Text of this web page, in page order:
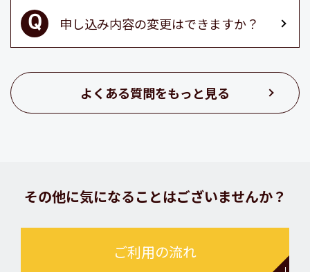
申し込み内容の変更はできますか？
よくある質問をもっと見る
その他に気になることはございませんか？
ご利用の流れ